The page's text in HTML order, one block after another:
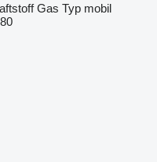
Gas Typ mobil